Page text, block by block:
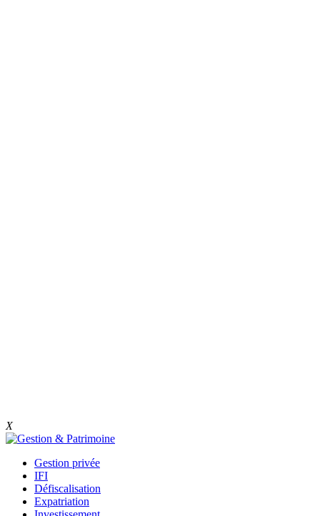
X
Gestion privée
IFI
Défiscalisation
Expatriation